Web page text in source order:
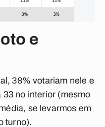
e
38% votariam nele e
no interior (mesmo
se levarmos em
turno).